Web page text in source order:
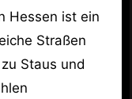
Hessen ist ein
Straßen
Staus und